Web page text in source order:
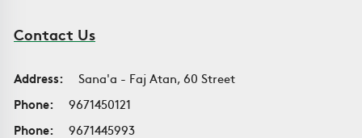
Contact Us
Address:
Sana'a - Faj Atan, 60 Street
Phone:
9671450121
Phone:
9671445993